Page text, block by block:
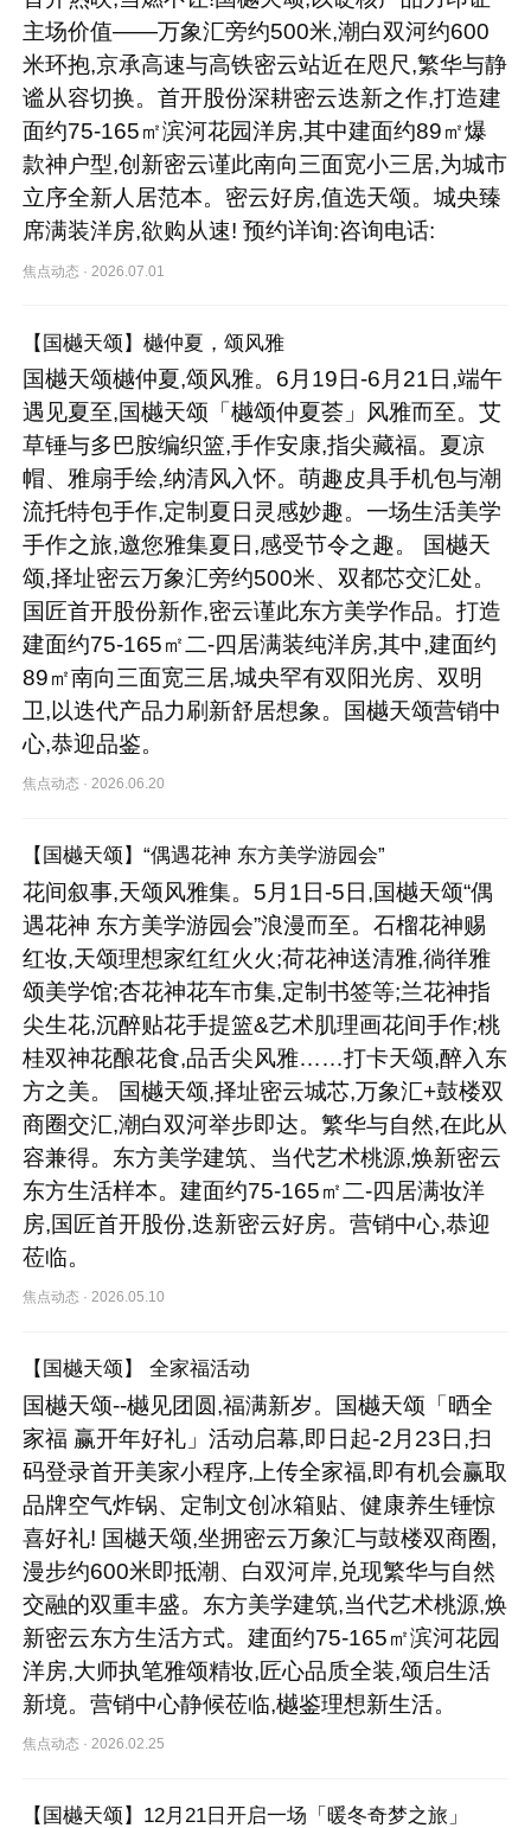
主场价值——万象汇旁约500米,潮白双河约600
米环抱,京承高速与高铁密云站近在咫尺,繁华与静
谧从容切换。首开股份深耕密云迭新之作,打造建
面约75-165㎡滨河花园洋房,其中建面约89㎡爆
款神户型,创新密云谨此南向三面宽小三居,为城市
立序全新人居范本。密云好房,值选天颂。城央臻
席满装洋房,欲购从速! 预约详询:咨询电话:
焦点动态 · 2026.07.01
【国樾天颂】樾仲夏，颂风雅
国樾天颂樾仲夏,颂风雅。6月19日-6月21日,端午
遇见夏至,国樾天颂「樾颂仲夏荟」风雅而至。艾
草锤与多巴胺编织篮,手作安康,指尖藏福。夏凉
帽、雅扇手绘,纳清风入怀。萌趣皮具手机包与潮
流托特包手作,定制夏日灵感妙趣。一场生活美学
手作之旅,邀您雅集夏日,感受节令之趣。 国樾天
颂,择址密云万象汇旁约500米、双都芯交汇处。
国匠首开股份新作,密云谨此东方美学作品。打造
建面约75-165㎡二-四居满装纯洋房,其中,建面约
89㎡南向三面宽三居,城央罕有双阳光房、双明
卫,以迭代产品力刷新舒居想象。国樾天颂营销中
心,恭迎品鉴。
焦点动态 ·2026.06.20
【国樾天颂】“偶遇花神 东方美学游园会”
花间叙事,天颂风雅集。5月1日-5日,国樾天颂“偶
遇花神 东方美学游园会”浪漫而至。石榴花神赐
红妆,天颂理想家红红火火;荷花神送清雅,徜徉雅
颂美学馆;杏花神花车市集,定制书签等;兰花神指
尖生花,沉醉贴花手提篮&艺术肌理画花间手作;桃
桂双神花酿花食,品舌尖风雅……打卡天颂,醉入东
方之美。 国樾天颂,择址密云城芯,万象汇+鼓楼双
商圈交汇,潮白双河举步即达。繁华与自然,在此从
容兼得。东方美学建筑、当代艺术桃源,焕新密云
东方生活样本。建面约75-165㎡二-四居满妆洋
房,国匠首开股份,迭新密云好房。营销中心,恭迎
莅临。
焦点动态 ·2026.05.10
【国樾天颂】 全家福活动
国樾天颂--樾见团圆,福满新岁。国樾天颂「晒全
家福 赢开年好礼」活动启幕,即日起-2月23日,扫
码登录首开美家小程序,上传全家福,即有机会赢取
品牌空气炸锅、定制文创冰箱贴、健康养生锤惊
喜好礼! 国樾天颂,坐拥密云万象汇与鼓楼双商圈,
漫步约600米即抵潮、白双河岸,兑现繁华与自然
交融的双重丰盛。东方美学建筑,当代艺术桃源,焕
新密云东方生活方式。建面约75-165㎡滨河花园
洋房,大师执笔雅颂精妆,匠心品质全装,颂启生活
新境。营销中心静候莅临,樾鉴理想新生活。
焦点动态 ·2026.02.25
【国樾天颂】12月21日开启一场「暖冬奇梦之旅」